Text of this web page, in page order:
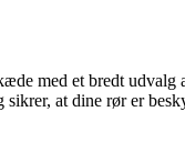
med et bredt
at dine rør er